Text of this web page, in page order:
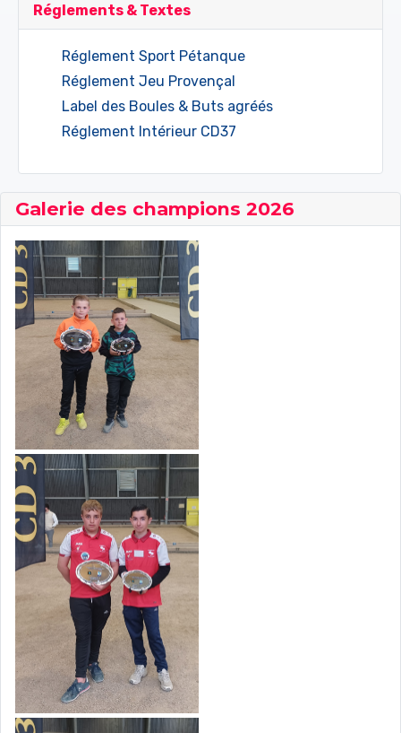
Galerie des champions 2026
Réglements & Textes
Réglement Sport Pétanque
Réglement Jeu Provençal
Label des Boules & Buts agréés
Réglement Intérieur CD37